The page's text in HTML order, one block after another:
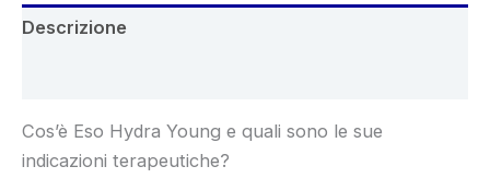
Descrizione
Cos’è Eso Hydra Young e quali sono le sue
indicazioni terapeutiche?